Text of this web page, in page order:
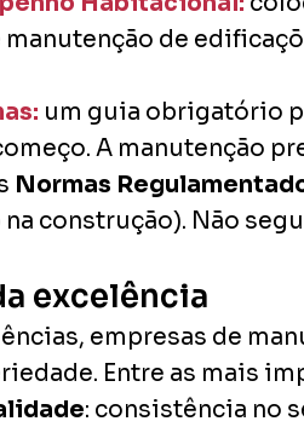
de
um guia obrigatório
A manutenção
Normas
construção). Não
excelência
empresas de
Entre as mais
: consistência no